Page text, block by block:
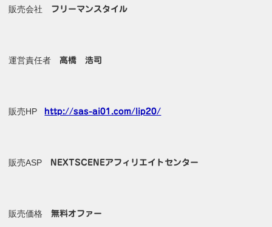
販売会社 フリーマンスタイル
運営責任者高橋 浩司
販売HP http://sas-ai01.com/lip20/
販売ASP NEXTSCENEアフィリエイトセンター
販売価格 無料オファー